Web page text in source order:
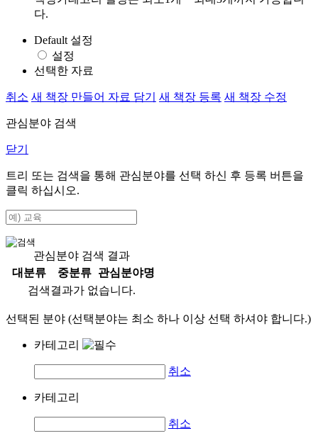
다.
Default 설정
설정
선택한 자료
취소 새 책장 만들어 자료 담기 새 책장 등록 새 책장 수정
관심분야 검색
닫기
트리 또는 검색을 통해 관심분야를 선택 하신 후 등록 버튼을
클릭 하십시오.
관심분야 검색 결과
대분류
중분류
관심분야명
검색결과가 없습니다.
선택된 분야 (선택분야는 최소 하나 이상 선택 하셔야 합니다.)
카테고리
취소
카테고리
취소